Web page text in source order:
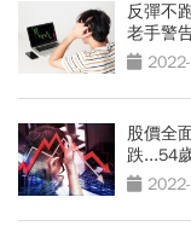
反彈不
老手警
股價全
跌...54